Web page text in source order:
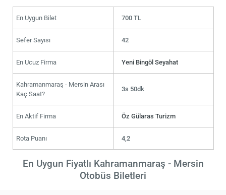
En Uygun Bilet 700 TL
Sefer Sayısı 42
En Ucuz Firma Yeni Bingöl Seyahat
Kahramanmaraş - Mersin Arası
Kaç Saat?
3s 50dk
En Aktif Firma Öz Gülaras Turizm
Rota Puanı 4,2
En Uygun Fiyatlı Kahramanmaraş - Mersin
Otobüs Biletleri